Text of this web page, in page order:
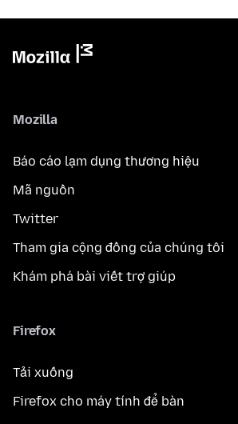
Mozilla
Báo cáo lạm dụng thương hiệu
Mã nguồn
Twitter
Tham gia cộng đồng của chúng tôi
Khám phá bài viết trợ giúp
Firefox
Tải xuống
Firefox cho máy tính để bàn